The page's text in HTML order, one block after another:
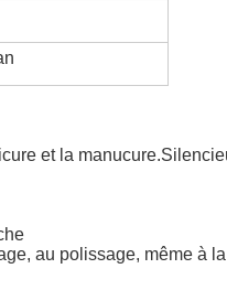
et la
au polissage, même à